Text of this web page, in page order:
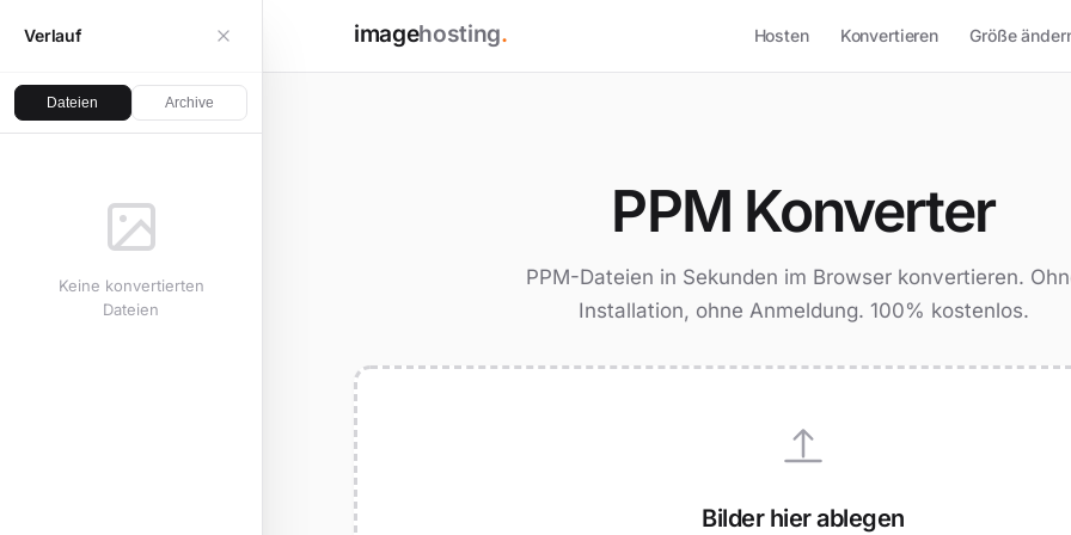
imagehosting. Hosten Konvertieren Größe
Verlauf
Dateien Archive
Keine konvertierten
Dateien
PPM Konverter
PPM-Dateien in Sekunden im Browser konvertieren.
Installation, ohne Anmeldung. 100% kostenlos.
Bilder hier ablegen